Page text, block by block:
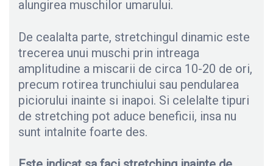
alungirea muschilor umarului.
De cealalta parte, stretchingul dinamic este
trecerea unui muschi prin intreaga
amplitudine a miscarii de circa 10-20 de ori,
precum rotirea trunchiului sau pendularea
piciorului inainte si inapoi. Si celelalte tipuri
de stretching pot aduce beneficii, insa nu
sunt intalnite foarte des.